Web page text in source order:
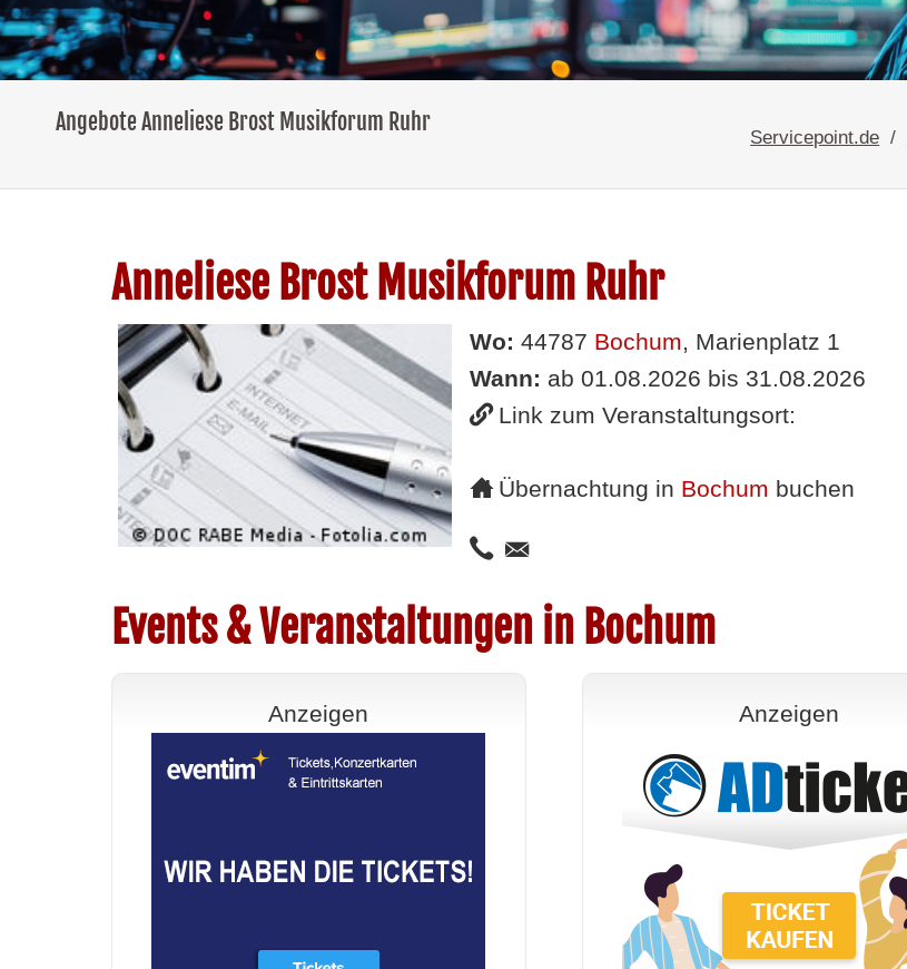
Angebote Anneliese Brost Musikforum Ruhr
Servicepoint.de
Anneliese Brost Musikforum Ruhr
Wo: 44787 Bochum, Marienplatz 1
Wann: ab 01.08.2026 bis 31.08.2026
Link zum Veranstaltungsort:
Übernachtung in Bochum buchen
Events & Veranstaltungen in Bochum
Anzeigen Anzeigen